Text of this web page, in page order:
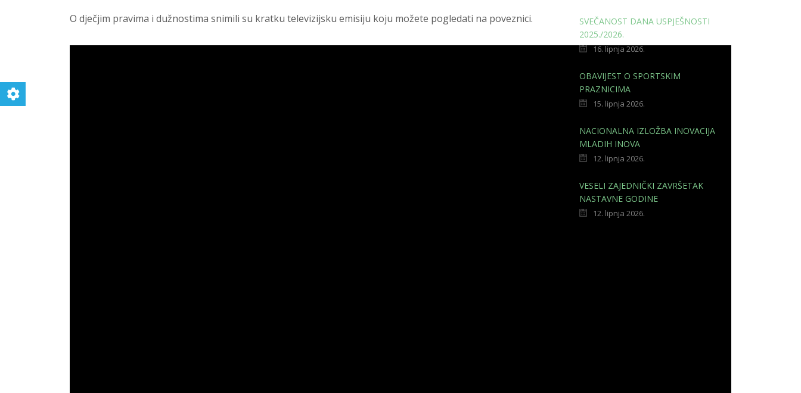
O dječjim pravima i dužnostima snimili su kratku televizijsku emisiju koju možete pogledati na poveznici.
SVEČANOST DANA USPJEŠNOSTI
2025./2026.
16. lipnja 2026.
OBAVIJEST O SPORTSKIM
PRAZNICIMA
15. lipnja 2026.
NACIONALNA IZLOŽBA INOVACIJA
MLADIH INOVA
12. lipnja 2026.
VESELI ZAJEDNIČKI ZAVRŠETAK
NASTAVNE GODINE
12. lipnja 2026.